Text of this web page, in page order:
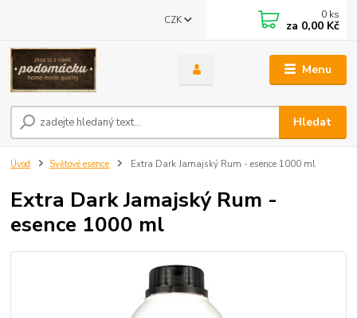
Menu
CZK
Hledat
0 ks
za 0,00 Kč
Úvod Světové esence Extra Dark Jamajský Rum - esence 1000 ml
Extra Dark Jamajský Rum -
esence 1000 ml